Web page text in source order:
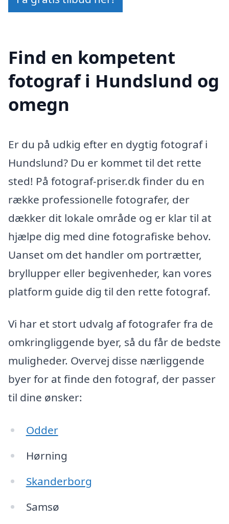
Find en kompetent
fotograf i Hundslund og
omegn
Er du på udkig efter en dygtig fotograf i
Hundslund? Du er kommet til det rette
sted! På fotograf-priser.dk finder du en
række professionelle fotografer, der
dækker dit lokale område og er klar til at
hjælpe dig med dine fotografiske behov.
Uanset om det handler om portrætter,
bryllupper eller begivenheder, kan vores
platform guide dig til den rette fotograf.
Vi har et stort udvalg af fotografer fra de
omkringliggende byer, så du får de bedste
muligheder. Overvej disse nærliggende
byer for at finde den fotograf, der passer
til dine ønsker:
Odder
Hørning
Skanderborg
Samsø